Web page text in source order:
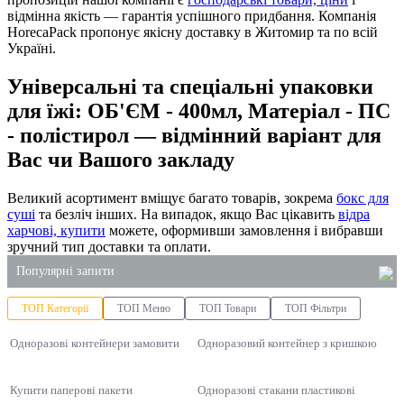
відмінна якість — гарантія успішного придбання. Компанія
HorecaPack пропонує якісну доставку в Житомир та по всій
Україні.
Універсальні та спеціальні упаковки
для їжі: ОБ'ЄМ - 400мл, Матеріал - ПС
- полістирол — відмінний варіант для
Вас чи Вашого закладу
Великий асортимент вміщує багато товарів, зокрема бокс для
суші та безліч інших. На випадок, якщо Вас цікавить відра
харчові, купити можете, оформивши замовлення і вибравши
зручний тип доставки та оплати.
Популярні запити
одноразове столове приладдя
миючі засоби каталог
упаковка для супів
ТОП Категорії ТОП Меню ТОП Товари ТОП Фільтри
Одноразові контейнери замовити
Купити паперові пакети
Одноразовий контейнер з кришкою
Одноразові стакани пластикові